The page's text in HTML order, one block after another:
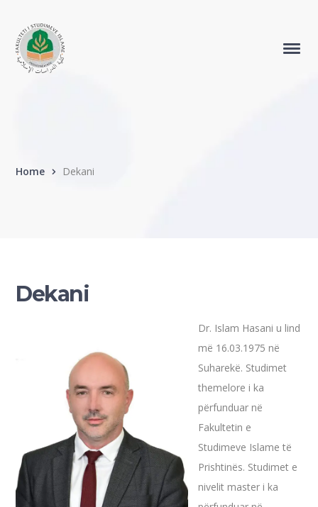
Home Dekani
Dekani
Dr. Islam Hasani u lind
më 16.03.1975 në
Suharekë. Studimet
themelore i ka
përfunduar në
Fakultetin e
Studimeve Islame të
Prishtinës. Studimet e
nivelit master i ka